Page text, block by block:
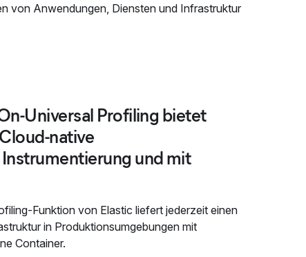
von Anwendungen, Diensten und Infrastruktur
Universal Profiling bietet
native
und mit
Funktion von Elastic liefert jederzeit einen
in Produktionsumgebungen mit
Container.